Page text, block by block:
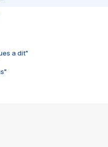
a dit"